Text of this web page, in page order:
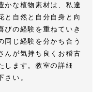
かな植物素材は、私達
と自然と自分自身と向
びの経験を重ねていき
同じ経験を分かち合う
んが気持ち良くお稽古
します。教室の詳細
さい。